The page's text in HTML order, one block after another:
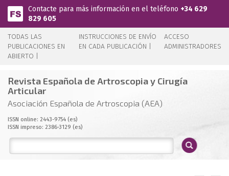
Pasar al contenido principal
Contacte para más información en el teléfono +34 629
829 605
TODAS LAS
PUBLICACIONES EN
ABIERTO |
INSTRUCCIONES DE ENVÍO
EN CADA PUBLICACIÓN |
ACCESO
ADMINISTRADORES
Revista Española de Artroscopia y Cirugía
Articular
Asociación Española de Artroscopia (AEA)
ISSN online: 2443-9754 (es)
ISSN impreso: 2386-3129 (es)